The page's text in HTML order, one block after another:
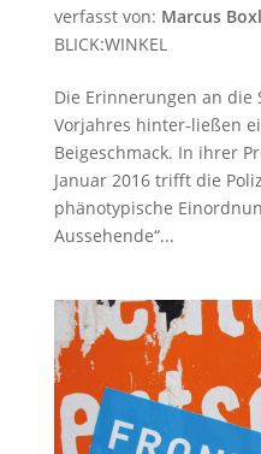
verfasst von: Marcus
BLICK:WINKEL
Die Erinnerungen an die
Vorjahres hinter-​ließen
Beigeschmack. In ihrer
Januar 2016 trifft die
phänotypische
Aussehende“...